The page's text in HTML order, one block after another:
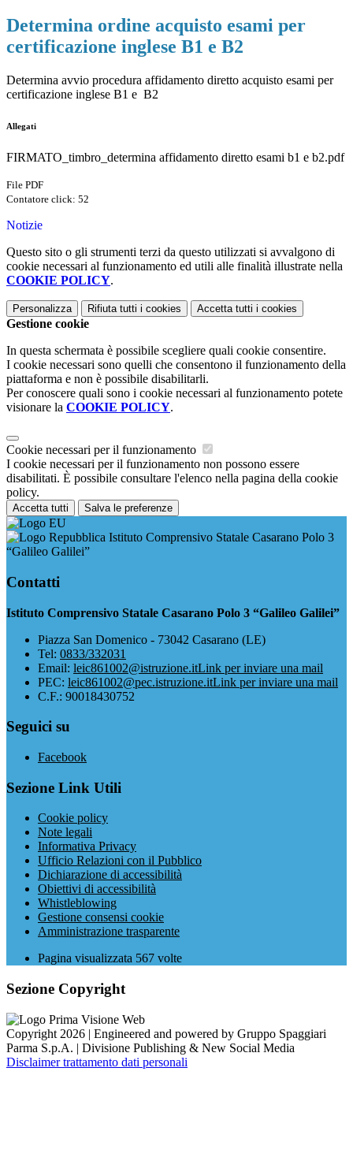
Determina ordine acquisto esami per
certificazione inglese B1 e B2
Determina avvio procedura affidamento diretto acquisto esami per
certificazione inglese B1 e B2
Allegati
FIRMATO_timbro_determina affidamento diretto esami b1 e b2.pdf
File PDF
Contatore click: 52
Notizie
Questo sito o gli strumenti terzi da questo utilizzati si avvalgono di
cookie necessari al funzionamento ed utili alle finalità illustrate nella
COOKIE POLICY.
Personalizza Rifiuta tutti i cookies Accetta tutti i cookies
Gestione cookie
In questa schermata è possibile scegliere quali cookie consentire.
I cookie necessari sono quelli che consentono il funzionamento della
piattaforma e non è possibile disabilitarli.
Per conoscere quali sono i cookie necessari al funzionamento potete
visionare la COOKIE POLICY.
Cookie necessari per il funzionamento
I cookie necessari per il funzionamento non possono essere
disabilitati. È possibile consultare l'elenco nella pagina della cookie
policy.
Accetta tutti Salva le preferenze
Istituto Comprensivo Statale Casarano Polo 3
“Galileo Galilei”
Contatti
Istituto Comprensivo Statale Casarano Polo 3 “Galileo Galilei”
Piazza San Domenico - 73042 Casarano (LE)
Tel: 0833/332031
Email: leic861002@istruzione.itLink per inviare una mail
PEC: leic861002@pec.istruzione.itLink per inviare una mail
C.F.: 90018430752
Seguici su
Facebook
Sezione Link Utili
Cookie policy
Note legali
Informativa Privacy
Ufficio Relazioni con il Pubblico
Dichiarazione di accessibilità
Obiettivi di accessibilità
Whistleblowing
Gestione consensi cookie
Amministrazione trasparente
Pagina visualizzata 567 volte
Sezione Copyright
Copyright 2026 | Engineered and powered by Gruppo Spaggiari
Parma S.p.A. | Divisione Publishing & New Social Media
Disclaimer trattamento dati personali